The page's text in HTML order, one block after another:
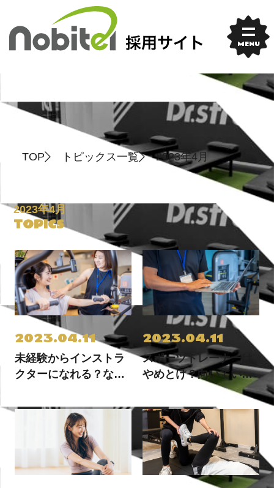
content
MENU
TOP トピックス一覧 2023年4月
2023年4月
2023.04.11
未経験からインストラ
クターになれる？なる
と
2023.04.11
スポーツトレーナーは
やめとけ？向いている
人、向いていない人を
解説